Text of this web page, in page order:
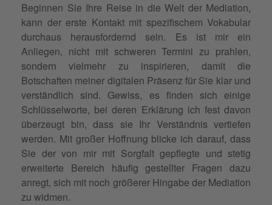
Beginnen Sie Ihre Reise in die Welt der Mediation,
kann der erste Kontakt mit spezifischem Vokabular
durchaus herausfordernd sein. Es ist mir ein
Anliegen, nicht mit schweren Termini zu prahlen,
sondern vielmehr zu inspirieren, damit die
Botschaften meiner digitalen Präsenz für Sie klar und
verständlich sind. Gewiss, es finden sich einige
Schlüsselworte, bei deren Erklärung ich fest davon
überzeugt bin, dass sie Ihr Verständnis vertiefen
werden. Mit großer Hoffnung blicke ich darauf, dass
Sie der von mir mit Sorgfalt gepflegte und stetig
erweiterte Bereich häufig gestellter Fragen dazu
anregt, sich mit noch größerer Hingabe der Mediation
zu widmen.